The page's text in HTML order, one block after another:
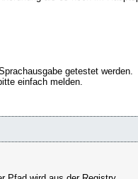
getestet werden.
einfach melden.